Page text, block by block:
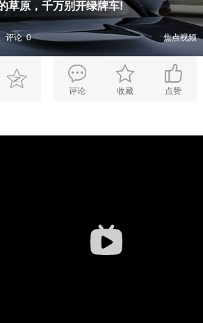
草原，千万别开绿牌车!
评论 0 焦点视频
评论 收藏 点赞